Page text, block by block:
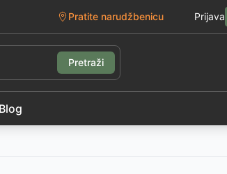
Pratite narudžbenicu Prijava
Pretraži
Blog